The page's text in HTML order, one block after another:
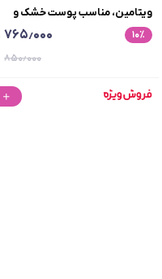
ویتامین، مناسب پوست خشک و
معمولی، حجم 150 میلی لیتر
۱۰٪ ۷۶۵٫۰۰۰
۸۵۰٫۰۰۰